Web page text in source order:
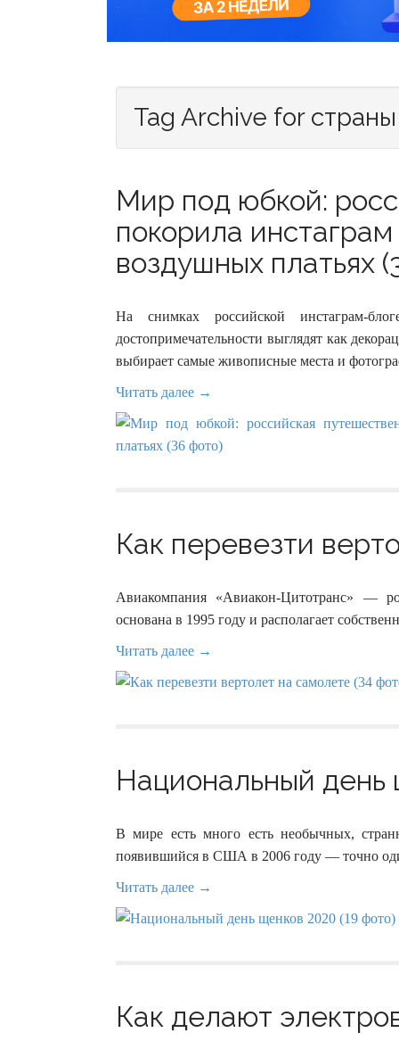
Tag Archive for
Мир под юбкой:
покорила
воздушных платьях
На снимках российской инстаграм-
достопримечательности выглядят как
выбирает самые живописные места и
Читать далее →
Как перевезти
Авиакомпания «Авиакон-Цитотранс» —
основана в 1995 году и располагает
Читать далее →
Национальный день
В мире есть много есть необычных,
появившийся в США в 2006 году — точно
Читать далее →
Как делают